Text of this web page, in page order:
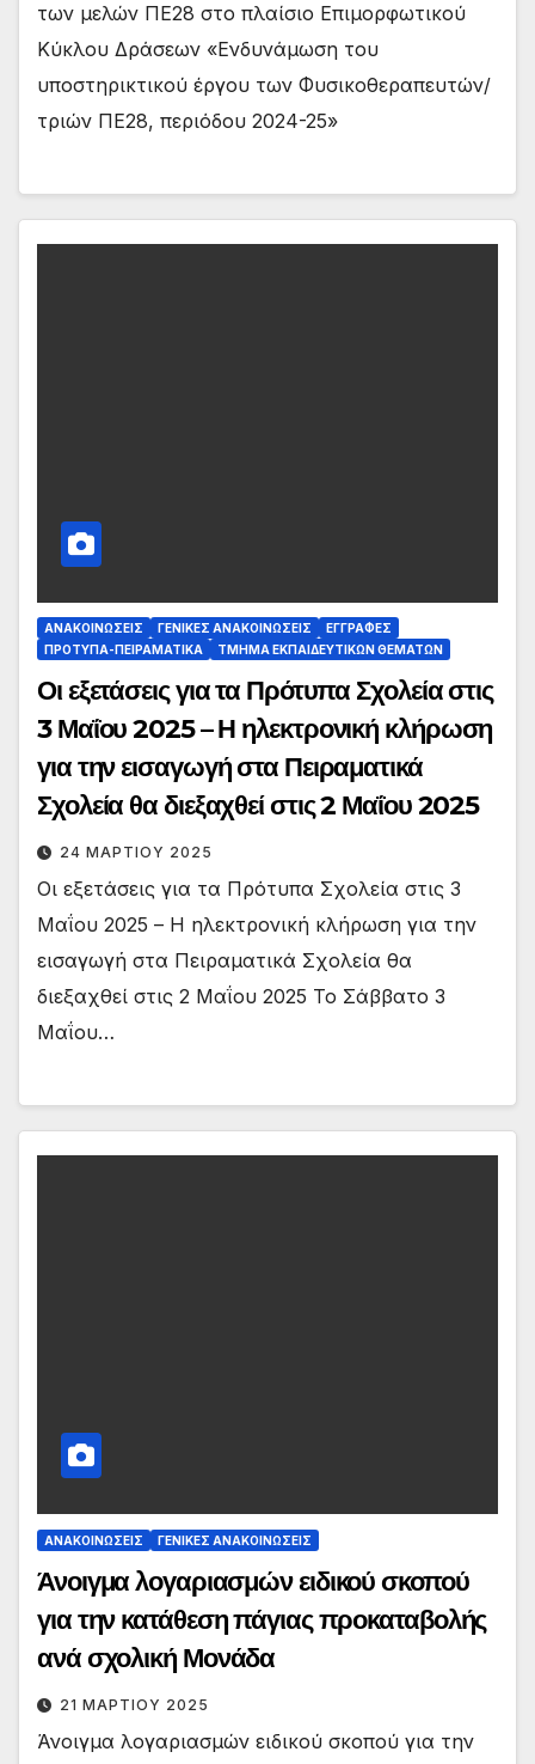
των μελών ΠΕ28 στο πλαίσιο Επιμορφωτικού
Κύκλου Δράσεων «Ενδυνάμωση του
υποστηρικτικού έργου των Φυσικοθεραπευτών/
τριών ΠΕ28, περιόδου 2024-25»
ΑΝΑΚΟΙΝΏΣΕΙΣ ΓΕΝΙΚΈΣ ΑΝΑΚΟΙΝΏΣΕΙΣ
ΕΓΓΡΑΦΈΣ
ΠΡΌΤΥΠΑ-ΠΕΙΡΑΜΑΤΙΚΆ
ΤΜΉΜΑ ΕΚΠΑΙΔΕΥΤΙΚΏΝ ΘΕΜΆΤΩΝ
Οι εξετάσεις για τα Πρότυπα Σχολεία στις
3 Μαΐου 2025 – Η ηλεκτρονική κλήρωση
για την εισαγωγή στα Πειραματικά
Σχολεία θα διεξαχθεί στις 2 Μαΐου 2025
24 ΜΑΡΤΊΟΥ 2025
Οι εξετάσεις για τα Πρότυπα Σχολεία στις 3
Μαΐου 2025 – Η ηλεκτρονική κλήρωση για την
εισαγωγή στα Πειραματικά Σχολεία θα
διεξαχθεί στις 2 Μαΐου 2025 Το Σάββατο 3
Μαΐου…
ΑΝΑΚΟΙΝΏΣΕΙΣ ΓΕΝΙΚΈΣ ΑΝΑΚΟΙΝΏΣΕΙΣ
Άνοιγμα λογαριασμών ειδικού σκοπού
για την κατάθεση πάγιας προκαταβολής
ανά σχολική Μονάδα
21 ΜΑΡΤΊΟΥ 2025
Άνοιγμα λογαριασμών ειδικού σκοπού για την